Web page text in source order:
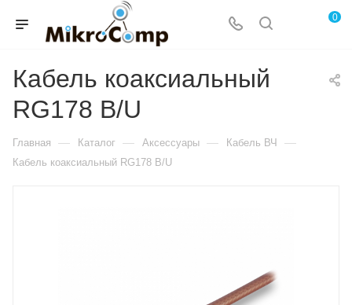
0
Кабель коаксиальный
RG178 B/U
Главная — Каталог — Аксессуары — Кабель ВЧ —
Кабель коаксиальный RG178 B/U